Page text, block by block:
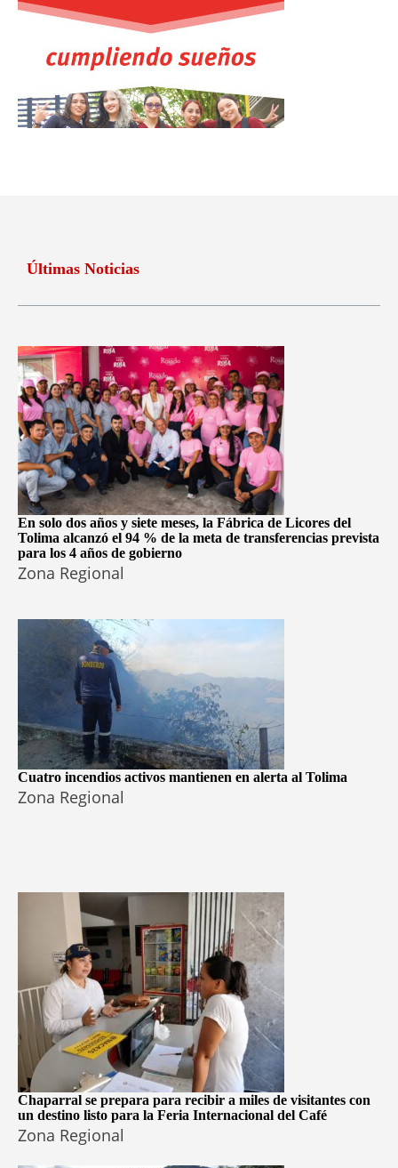
Últimas Noticias
En solo dos años y siete meses, la Fábrica de Licores del
Tolima alcanzó el 94 % de la meta de transferencias prevista
para los 4 años de gobierno
Zona Regional
Cuatro incendios activos mantienen en alerta al Tolima
Zona Regional
Chaparral se prepara para recibir a miles de visitantes con
un destino listo para la Feria Internacional del Café
Zona Regional